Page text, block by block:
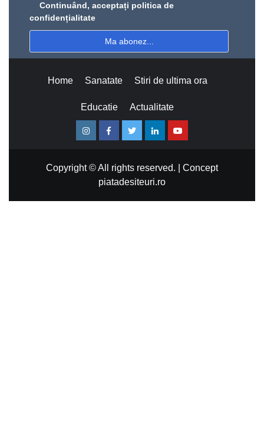
Continuând, acceptați politica de
confidențialitate
Home Sanatate Stiri de ultima ora
Educatie Actualitate
InstagramFacebookTwitterLinkedinYoutube
Copyright © All rights reserved.
Concept
piatadesiteuri.ro